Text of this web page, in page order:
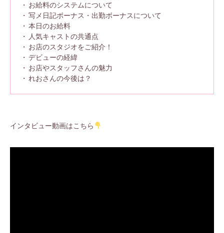
お給料のシステムについて
写メ日記ボーナス・出勤ボーナスについて
本日のお給料
人気キャストの共通点
お店のスタジオをご紹介！
デビューの経緯
お店やスタッフさんの魅力
れおさんの今後は？
インタビュー動画はこちら